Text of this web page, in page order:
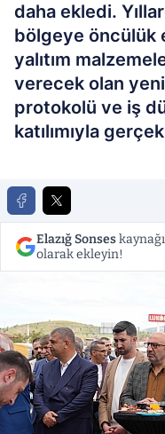
daha ekledi.
bölgeye öncülük
yalıtım
verecek olan yeni
protokolü ve iş
katılımıyla
Elazığ Sonses
olarak ekleyin!